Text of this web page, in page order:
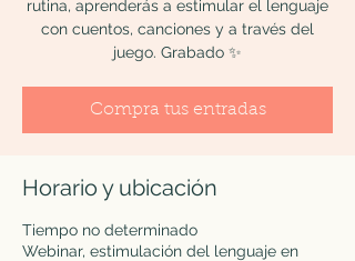
rutina, aprenderás a estimular el lenguaje
con cuentos, canciones y a través del
juego. Grabado ✨
Compra tus entradas
Horario y ubicación
Tiempo no determinado
Webinar, estimulación del lenguaje en